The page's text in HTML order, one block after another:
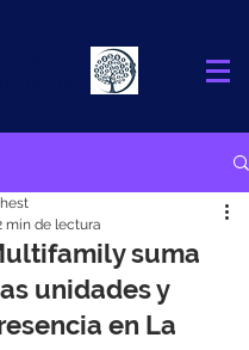
suma
unidades y
en La
min de lectura